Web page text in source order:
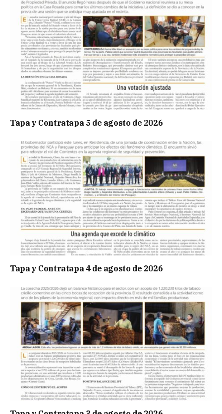
Tapa y Contratapa 5 de agosto de 2026
Tapa y Contratapa 4 de agosto de 2026